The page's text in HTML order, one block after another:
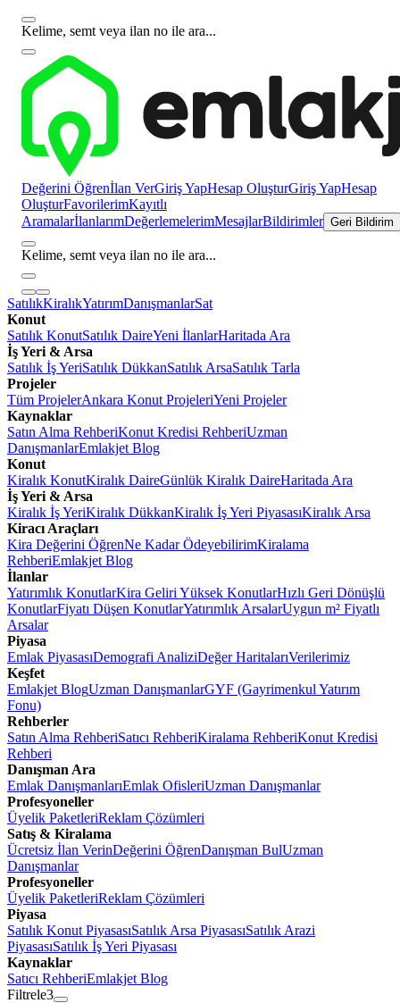
Kelime, semt veya ilan no ile ara...
Değerini Öğrenİlan VerGiriş YapHesap OluşturGiriş YapHesap
OluşturFavorilerimKayıtlı
AramalarİlanlarımDeğerlemelerimMesajlarBildirimler Geri Bildirim
Kelime, semt veya ilan no ile ara...
SatılıkKiralıkYatırımDanışmanlarSat
Konut
Satılık KonutSatılık DaireYeni İlanlarHaritada Ara
İş Yeri & Arsa
Satılık İş YeriSatılık DükkanSatılık ArsaSatılık Tarla
Projeler
Tüm ProjelerAnkara Konut ProjeleriYeni Projeler
Kaynaklar
Satın Alma RehberiKonut Kredisi RehberiUzman
DanışmanlarEmlakjet Blog
Konut
Kiralık KonutKiralık DaireGünlük Kiralık DaireHaritada Ara
İş Yeri & Arsa
Kiralık İş YeriKiralık DükkanKiralık İş Yeri PiyasasıKiralık Arsa
Kiracı Araçları
Kira Değerini ÖğrenNe Kadar ÖdeyebilirimKiralama
RehberiEmlakjet Blog
İlanlar
Yatırımlık KonutlarKira Geliri Yüksek KonutlarHızlı Geri Dönüşlü
KonutlarFiyatı Düşen KonutlarYatırımlık ArsalarUygun m² Fiyatlı
Arsalar
Piyasa
Emlak PiyasasıDemografi AnaliziDeğer HaritalarıVerilerimiz
Keşfet
Emlakjet BlogUzman DanışmanlarGYF (Gayrimenkul Yatırım
Fonu)
Rehberler
Satın Alma RehberiSatıcı RehberiKiralama RehberiKonut Kredisi
Rehberi
Danışman Ara
Emlak DanışmanlarıEmlak OfisleriUzman Danışmanlar
Profesyoneller
Üyelik PaketleriReklam Çözümleri
Satış & Kiralama
Ücretsiz İlan VerinDeğerini ÖğrenDanışman BulUzman
Danışmanlar
Profesyoneller
Üyelik PaketleriReklam Çözümleri
Piyasa
Satılık Konut PiyasasıSatılık Arsa PiyasasıSatılık Arazi
PiyasasıSatılık İş Yeri Piyasası
Kaynaklar
Satıcı RehberiEmlakjet Blog
Filtrele3